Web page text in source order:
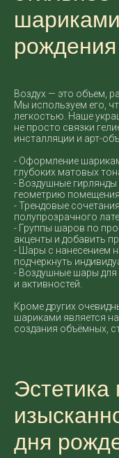
рождения
Воздух — это объем,
Мы используем его,
легкостью. Наше
не просто связки
инсталляции и арт-
- Оформление
глубоких матовых
- Воздушные
геометрию помещения.
- Трендовые
полупрозрачного
- Группы шаров по
акценты и добавить
- Шары с нанесением
подчеркнуть
- Воздушные шары для
и активностей.
Кроме других
шариками является
создания объёмных,
дня